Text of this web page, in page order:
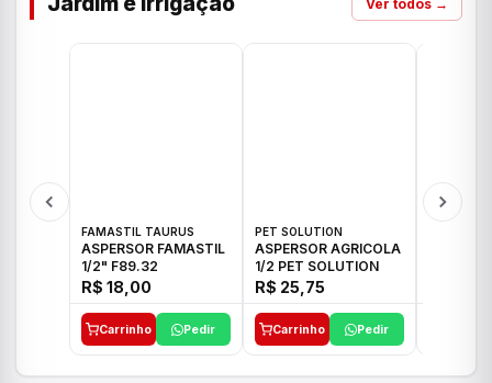
Ver todos →
FAMASTIL TAURUS
ASPERSOR FAMASTIL
1/2" F89.32
R$ 18,00
Carrinho Pedir
PET SOLUTION
ASPERSOR AGRICOLA
1/2 PET SOLUTION
R$ 25,75
Carrinho Pedir